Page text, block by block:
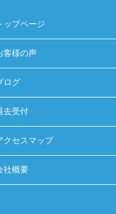
ップページ
客様の声
ログ
去受付
クセスマップ
社概要